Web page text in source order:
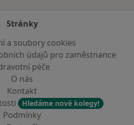
Stránky
a soubory cookies
údajů pro zaměstnance
péče
O nás
Kontakt
Hledáme nové kolegy!
Podmínky